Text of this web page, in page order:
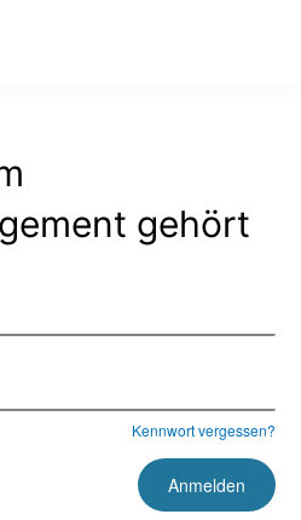
gehört
Kennwort vergessen?